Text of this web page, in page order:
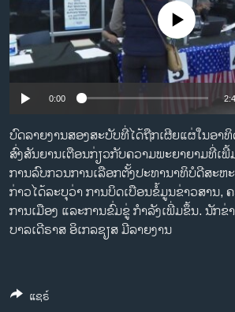
ຊຸມຊົນຊາວລາວ
ວິທະຍາສາດ-ເທັກໂນໂລຈີ
ທຸລະກິດ
ພາສາອັງກິດ
ວີດີໂອ
ສຽງ
ລາຍການກະຈາຍສຽງ
ລາຍງານ
ຕິດຕາມພວກເຮົາ ທີ່
No media source currently
0:00
ບົດລາຍງານສອງສະບັບທີ່ໄດ້ຖືກເຜີຍແຜ່ໃນອາ
ສົ່ງສັນຍານເຕືອນກ່ຽວກັບຄວາມພະຍາຍາມທີ່ເ
ການລົບກວນການເລືອກຕັ້ງປະທານາທິບໍດີສະຫ
ກ່າວໄດ້ລະບຸວ່າ ການບິດເບືອນຂໍ້ມູນຂ່າວສານ,
ການເມືອງ ແລະການຂົ່ມຂູ່ ກຳລັງເພີ່ມຂຶ້ນ. ນັກຂ່
ບາລເດີຣາສ ອິເກລຊຽສ ມີລາຍງານ
ແຊຣ໌